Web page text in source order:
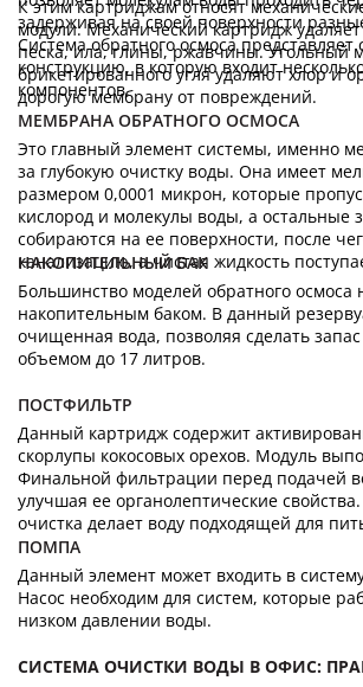
задерживая на своей поверхности
Система обратного осмоса представляет
конструкцию, в которую входит
компонентов.
К этим картриджам относят
модули. Механический картридж
песка, ила, глины, ржавчины. Угольный
брикетированного угля удаляют хлор и
дорогую мембрану от повреждений.
МЕМБРАНА ОБРАТНОГО ОСМОСА
Это главный элемент системы, именно
за глубокую очистку воды. Она имеет
размером 0,0001 микрон, которые
кислород и молекулы воды, а остальные
собираются на ее поверхности, после
канализацию, а чистая жидкость
НАКОПИТЕЛЬНЫЙ БАК
Большинство моделей обратного осмоса
накопительным баком. В данный
очищенная вода, позволяя сделать
объемом до 17 литров.
ПОСТФИЛЬТР
Данный картридж содержит
скорлупы кокосовых орехов. Модуль
Финальной фильтрации перед подачей
улучшая ее органолептические
очистка делает воду подходящей для
ПОМПА
Данный элемент может входить в
Насос необходим для систем, которые
низком давлении воды.
СИСТЕМА ОЧИСТКИ ВОДЫ В ОФИС: